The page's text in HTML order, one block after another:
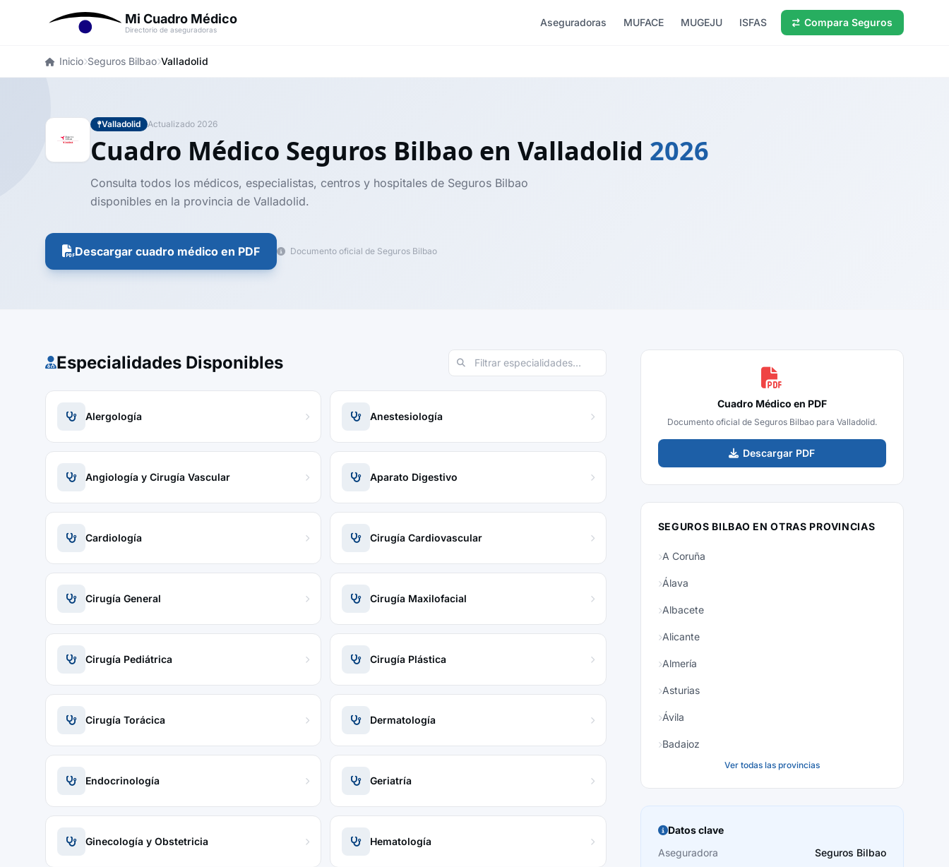
Mi Cuadro Médico
Directorio de aseguradoras
Aseguradoras MUFACE MUGEJU ISFAS Compara Seguros
Inicio Seguros Bilbao Valladolid
Valladolid Actualizado 2026
Cuadro Médico Seguros Bilbao en Valladolid 2026
Consulta todos los médicos, especialistas, centros y hospitales de Seguros Bilbao
disponibles en la provincia de Valladolid.
Descargar cuadro médico en PDF Documento oficial de Seguros Bilbao
Especialidades Disponibles
Alergología Anestesiología
Angiología y Cirugía Vascular Aparato Digestivo
Cardiología Cirugía Cardiovascular
Cirugía General Cirugía Maxilofacial
Cirugía Pediátrica Cirugía Plástica
Cirugía Torácica Dermatología
Endocrinología Geriatría
Ginecología y Obstetricia Hematología
Cuadro Médico en PDF
Documento oficial de Seguros Bilbao para Valladolid.
Descargar PDF
SEGUROS BILBAO EN OTRAS PROVINCIAS
A Coruña
Álava
Albacete
Alicante
Almería
Asturias
Ávila
Badajoz
Burgos
Cáceres
Ver todas las provincias
Datos clave
Aseguradora
Seguros Bilbao